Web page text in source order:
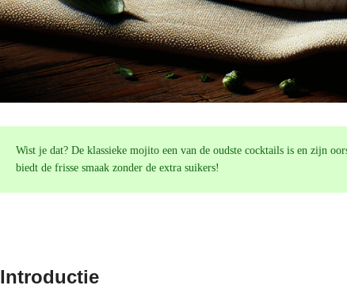
Wist je dat? De klassieke mojito een van de oudste cocktails is en zijn
biedt de frisse smaak zonder de extra suikers!
Introductie